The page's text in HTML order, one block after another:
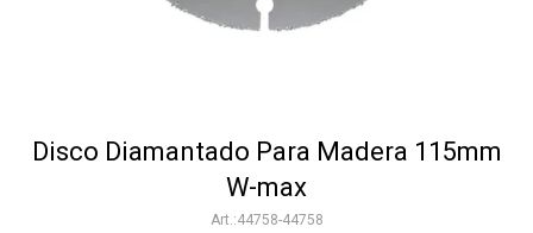
Disco Diamantado Para Madera 115mm
W-max
44758-44758
Varios